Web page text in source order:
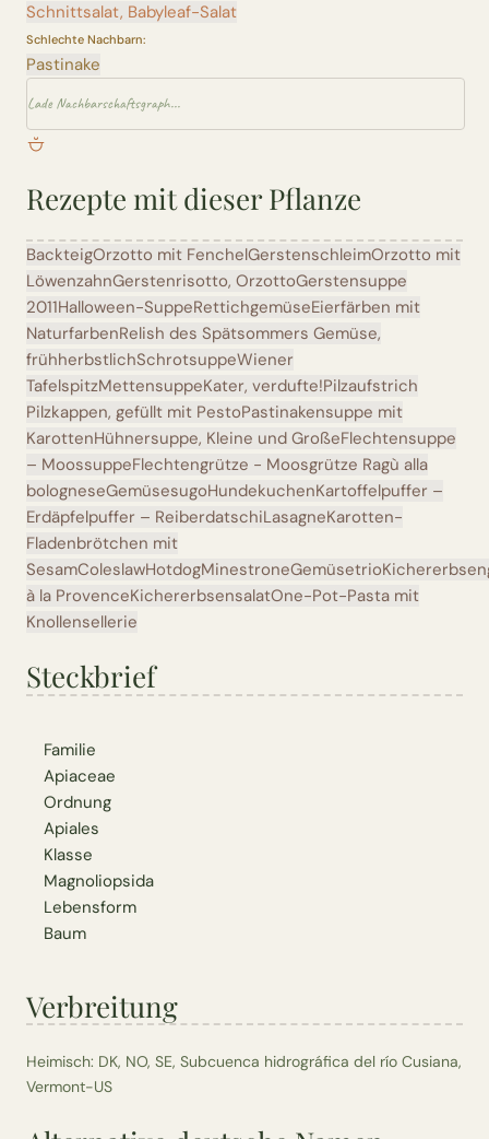
Schnittsalat, Babyleaf-Salat
Schlechte Nachbarn:
Pastinake
Lade Nachbarschaftsgraph...
Rezepte mit dieser Pflanze
BackteigOrzotto mit FenchelGerstenschleimOrzotto mit
LöwenzahnGerstenrisotto, OrzottoGerstensuppe
2011Halloween-SuppeRettichgemüseEierfärben mit
NaturfarbenRelish des Spätsommers Gemüse,
frühherbstlichSchrotsuppeWiener
TafelspitzMettensuppeKater, verdufte!Pilzaufstrich
Pilzkappen, gefüllt mit PestoPastinakensuppe mit
KarottenHühnersuppe, Kleine und GroßeFlechtensuppe
– MoossuppeFlechtengrütze - Moosgrütze Ragù alla
bologneseGemüsesugoHundekuchenKartoffelpuffer –
Erdäpfelpuffer – ReiberdatschiLasagneKarotten-
Fladenbrötchen mit
SesamColeslawHotdogMinestroneGemüsetrio
à la ProvenceKichererbsensalatOne-Pot-Pasta mit
Knollensellerie
Steckbrief
Familie
Apiaceae
Ordnung
Apiales
Klasse
Magnoliopsida
Lebensform
Baum
Verbreitung
Heimisch: DK, NO, SE, Subcuenca hidrográfica del río Cusiana,
Vermont-US